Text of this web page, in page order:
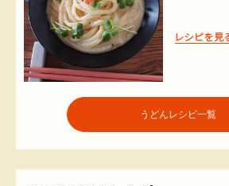
うどんレシピ一覧